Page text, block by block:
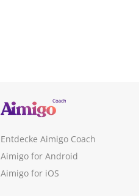
Entdecke Aimigo Coach
Aimigo for Android
Aimigo for iOS